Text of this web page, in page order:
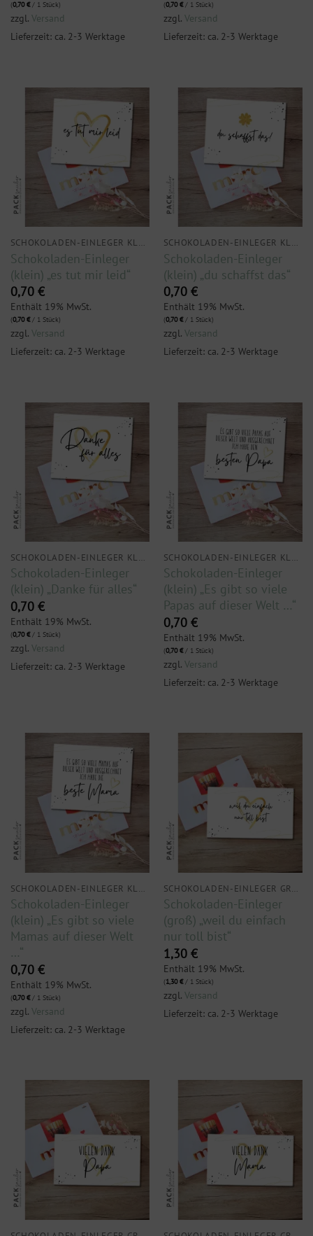
(0,70€/ 1 Stück)
zzgl. Versand
Lieferzeit: ca. 2-3 Werktage
(0,70€/ 1 Stück)
zzgl. Versand
Lieferzeit: ca. 2-3 Werktage
SCHOKOLADEN-EINLEGER KLEIN
Schokoladen-Einleger
(klein) „es tut mir leid“
0,70 €
Enthält 19% MwSt.
(0,70€/ 1 Stück)
zzgl. Versand
Lieferzeit: ca. 2-3 Werktage
SCHOKOLADEN-EINLEGER KLEIN
Schokoladen-Einleger
(klein) „du schaffst das“
0,70 €
Enthält 19% MwSt.
(0,70€/ 1 Stück)
zzgl. Versand
Lieferzeit: ca. 2-3 Werktage
SCHOKOLADEN-EINLEGER KLEIN
Schokoladen-Einleger
(klein) „Danke für alles“
0,70 €
Enthält 19% MwSt.
(0,70€/ 1 Stück)
zzgl. Versand
Lieferzeit: ca. 2-3 Werktage
SCHOKOLADEN-EINLEGER KLEIN
Schokoladen-Einleger
(klein) „Es gibt so viele
Papas auf dieser Welt …“
0,70 €
Enthält 19% MwSt.
(0,70€/ 1 Stück)
zzgl. Versand
Lieferzeit: ca. 2-3 Werktage
SCHOKOLADEN-EINLEGER KLEIN
Schokoladen-Einleger
(klein) „Es gibt so viele
Mamas auf dieser Welt
…“
0,70 €
Enthält 19% MwSt.
(0,70€/ 1 Stück)
zzgl. Versand
Lieferzeit: ca. 2-3 Werktage
SCHOKOLADEN-EINLEGER GROSS
Schokoladen-Einleger
(groß) „weil du einfach
nur toll bist“
1,30 €
Enthält 19% MwSt.
(1,30€/ 1 Stück)
zzgl. Versand
Lieferzeit: ca. 2-3 Werktage